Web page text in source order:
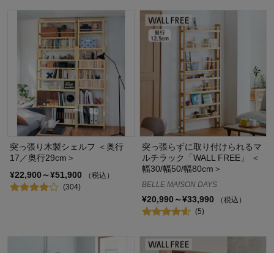
突っ張り木製シェルフ ＜奥行
17／奥行29cm＞
¥22,900～¥51,900
（税込）
(304)
突っ張らずに取り付けられるマ
ルチラック「WALL FREE」 ＜
幅30/幅50/幅80cm＞
BELLE MAISON DAYS
¥20,990～¥33,990
（税込）
(5)